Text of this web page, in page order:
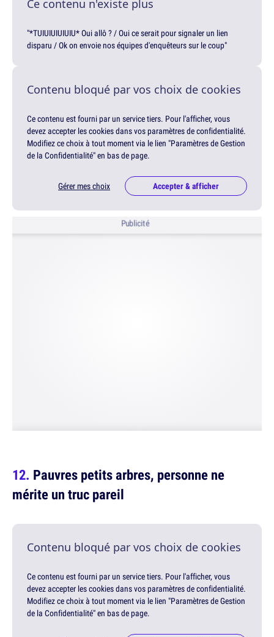
Ce contenu n'existe plus
"*TUIUIUIUIUIU* Oui allô ? / Oui ce serait pour signaler un lien
disparu / Ok on envoie nos équipes d'enquêteurs sur le coup"
Contenu bloqué par vos choix de cookies
Ce contenu est fourni par un service tiers. Pour l'afficher, vous
devez accepter les cookies dans vos paramètres de confidentialité.
Modifiez ce choix à tout moment via le lien "Paramètres de Gestion
de la Confidentialité" en bas de page.
Gérer mes choix Accepter & afficher
Publicité
Pauvres petits arbres, personne ne
mérite un truc pareil
Contenu bloqué par vos choix de cookies
Ce contenu est fourni par un service tiers. Pour l'afficher, vous
devez accepter les cookies dans vos paramètres de confidentialité.
Modifiez ce choix à tout moment via le lien "Paramètres de Gestion
de la Confidentialité" en bas de page.